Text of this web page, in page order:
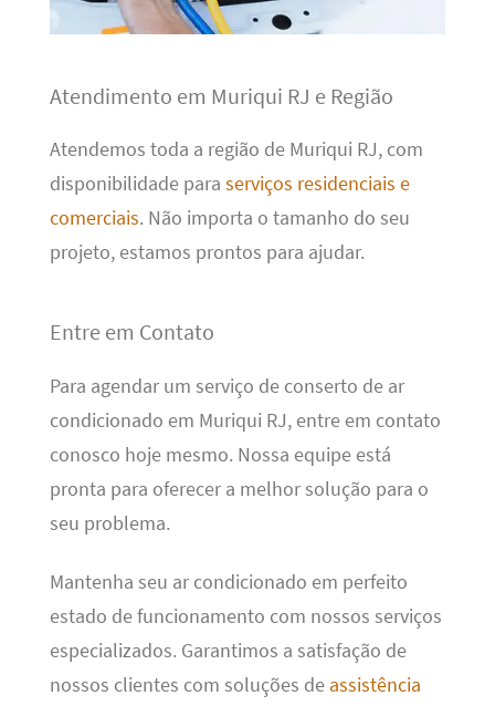
Atendimento em Muriqui RJ e Região
Atendemos toda a região de Muriqui RJ, com
disponibilidade para serviços residenciais e
comerciais. Não importa o tamanho do seu
projeto, estamos prontos para ajudar.
Entre em Contato
Para agendar um serviço de conserto de ar
condicionado em Muriqui RJ, entre em contato
conosco hoje mesmo. Nossa equipe está
pronta para oferecer a melhor solução para o
seu problema.
Mantenha seu ar condicionado em perfeito
estado de funcionamento com nossos serviços
especializados. Garantimos a satisfação de
nossos clientes com soluções de assistência